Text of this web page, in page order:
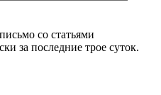
со статьями
за последние трое суток.